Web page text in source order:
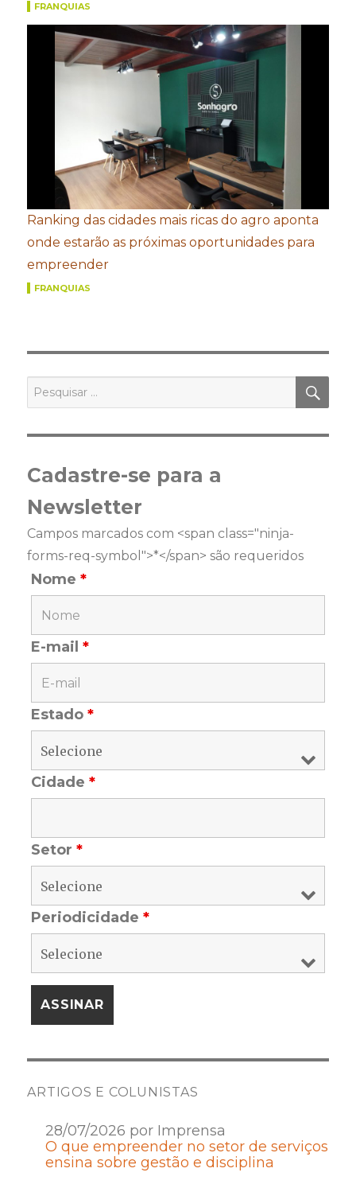
FRANQUIAS
Ranking das cidades mais ricas do agro aponta
onde estarão as próximas oportunidades para
empreender
FRANQUIAS
por:
Cadastre-se para a
Newsletter
Campos marcados com <span class="ninja-
forms-req-symbol">*</span> são requeridos
Nome*
E-mail*
Estado*
Cidade*
Setor*
Periodicidade*
ARTIGOS E COLUNISTAS
28/07/2026 por Imprensa
O que empreender no setor de serviços
ensina sobre gestão e disciplina